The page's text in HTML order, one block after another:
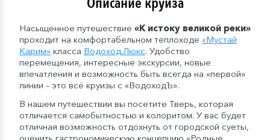
Насыщенное путешествие «К истоку великой реки»
проходит на комфортабельном теплоходе «Мустай
Карим» класса Водоход.Люкс. Удобство
перемещения, интересные экскурсии, новые
впечатления и возможность быть всегда на «первой»
линии – это всё круизы с «ВодоходЪ».
В нашем путешествии вы посетите Тверь, которая
отличается самобытностью и колоритом. У вас будет
отличная возможность отдохнуть от городской суеты,